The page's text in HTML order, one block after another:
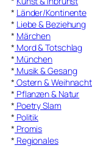
* Länder/Kontinente
* Liebe & Beziehung
* Märchen
* Mord & Totschlag
* München
* Musik & Gesang
* Ostern & Weihnacht
* Pflanzen & Natur
* Poetry Slam
* Politik
* Promis
* Regionales